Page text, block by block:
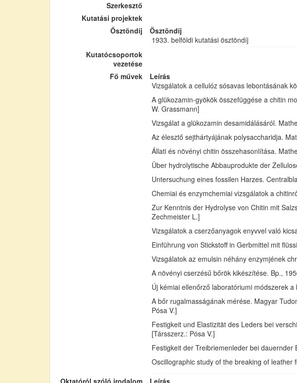
Szerkesztő
Kutatási projektek
Ösztöndíj
Ösztöndíj
1933. belföldi kutatási ösztöndíj
Kutatócsoportok
vezetése
Fő művek
Leírás
Vizsgálatok a cellulóz sósavas lebontásának
A glükozamin-gyökök összefüggése a chitin
W. Grassmann]
Vizsgálat a glükozamin desamidálásáról.
Az élesztő sejthártyájának polysaccharidja.
Állati és növényi chitin összehasonlítása.
Über hydrolytische Abbauprodukte der
Untersuchung eines fossilen Harzes.
Chemiai és enzymchemiai vizsgálatok a
Zur Kenntnis der Hydrolyse von Chitin mit
Zechmeister L.]
Vizsgálatok a cserzőanyagok enyvvel való
Einführung von Stickstoff in Gerbmittel mit
Vizsgálatok az emulsin néhány enzymjének
A növényi cserzésű bőrök kikészítése. Bp.,
Új kémiai ellenőrző laboratóriumi módszerek
A bőr rugalmasságának mérése. Magyar
Pósa V.]
Festigkeit und Elastizität des Leders bei
[Társszerz.: Pósa V.]
Festigkeit der Treibriemenleder bei
Oscillographic study of the breaking of